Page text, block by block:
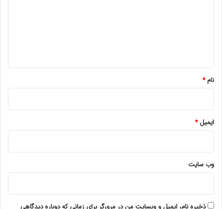
نام*
ایمیل*
وب‌ سایت
ذخیره نام، ایمیل و وبسایت من در مرورگر برای زمانی که دوباره دیدگاهی